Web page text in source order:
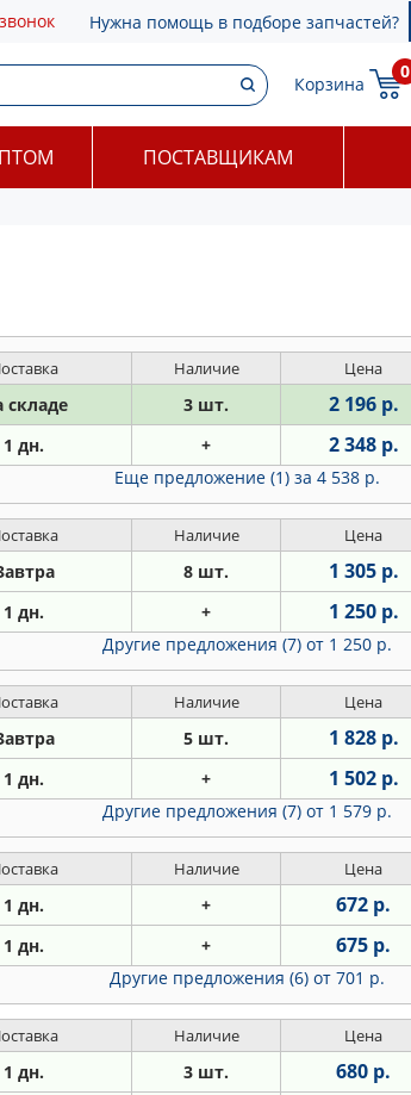
Нужна помощь в подборе запчастей?
Корзина
0
ПОСТАВЩИКАМ
Наличие Цена
складе 3 шт. 2 196 р.
1 дн. + 2 348 р.
Еще предложение (1) за 4 538 р.
Наличие Цена
8 шт. 1 305 р.
1 дн. + 1 250 р.
Другие предложения (7) от 1 250 р.
Наличие Цена
5 шт. 1 828 р.
1 дн. + 1 502 р.
Другие предложения (7) от 1 579 р.
Наличие Цена
1 дн. + 672 р.
1 дн. + 675 р.
Другие предложения (6) от 701 р.
Наличие Цена
1 дн. 3 шт. 680 р.